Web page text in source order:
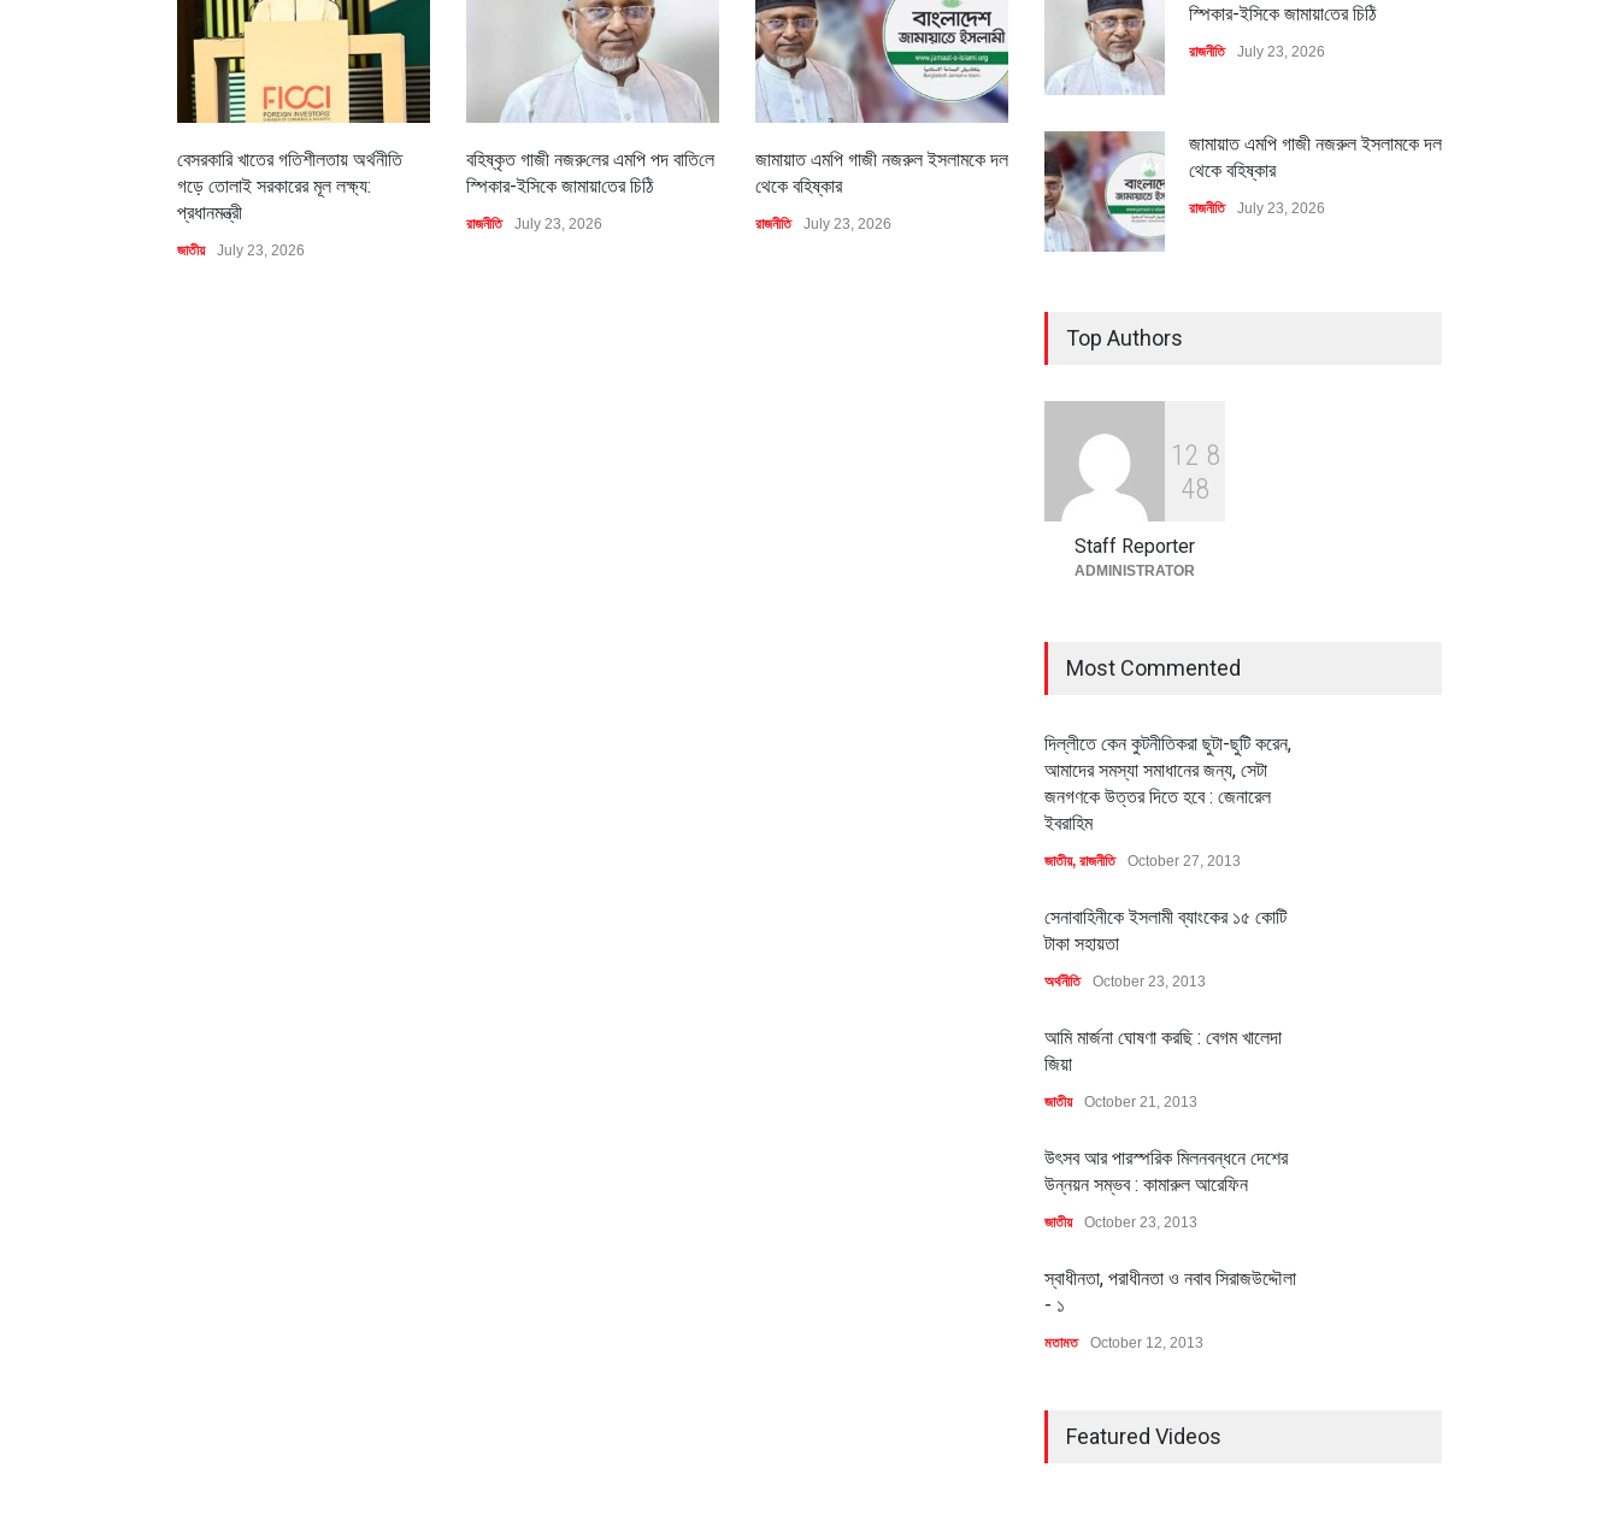
বেসরকারি খাতের গতিশীলতায় অর্থনীতি
গড়ে তোলাই সরকারের মূল লক্ষ্য:
প্রধানমন্ত্রী
জাতীয় July 23, 2026
বহিষ্কৃত গাজী নজরু‌লের এম‌পি পদ বা‌তি‌লে
স্পিকার-ইসিকে জামায়া‌তের চি‌ঠি
রাজনীতি July 23, 2026
জামায়াত এমপি গাজী নজরুল ইসলামকে দল
থেকে বহিষ্কার
রাজনীতি July 23, 2026
৪০০ মিলিয়ন ডলারের বিদেশি বিনিয়োগ
বাস্তবায়নের পথে
অর্থনীতি July 23, 2026
বৈশ্বিক প্রতিযোগিতা সক্ষমতা বাড়াতে
স্পিকার-ইসিকে জামায়া‌তের চি‌ঠি
রাজনীতি July 23, 2026
জামায়াত এমপি গাজী নজরুল ইসলামকে দল
থেকে বহিষ্কার
রাজনীতি July 23, 2026
বৈশ্বিক প্রতিযোগিতা সক্ষমতা বাড়াতে
পোশাক শিল্পে নতুন উদ্যোগ
Top Authors
1 2 8
48
Staff Reporter
ADMINISTRATOR
Most Commented
দিল্লীতে কেন কুটনীতিকরা ছুটা-ছুটি করেন,
আমাদের সমস্যা সমাধানের জন্য, সেটা
জনগণকে উত্তর দিতে হবে : জেনারেল
ইবরাহিম
জাতীয়, রাজনীতি October 27, 2013
সেনাবাহিনীকে ইসলামী ব্যাংকের ১৫ কোটি
টাকা সহায়তা
অর্থনীতি October 23, 2013
আমি মার্জনা ঘোষণা করছি : বেগম খালেদা
জিয়া
জাতীয় October 21, 2013
উৎসব আর পারস্পরিক মিলনবন্ধনে দেশের
উন্নয়ন সম্ভব : কামারুল আরেফিন
জাতীয় October 23, 2013
স্বাধীনতা, পরাধীনতা ও নবাব সিরাজউদ্দৌলা
- ১
মতামত October 12, 2013
Featured Videos